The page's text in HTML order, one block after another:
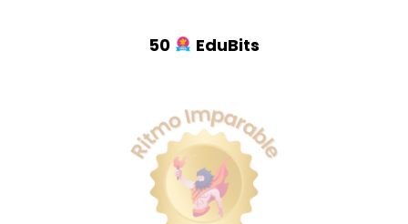
50 EduBits